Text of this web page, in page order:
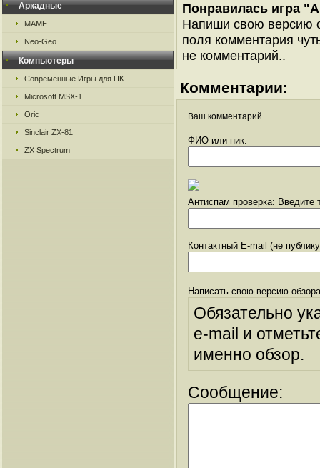
Аркадные
MAME
Neo-Geo
Компьютеры
Современные Игры для ПК
Microsoft MSX-1
Oric
Sinclair ZX-81
ZX Spectrum
Понравилась игра
Напиши свою версию
поля комментария
не комментарий..
Комментарии:
Ваш комментарий
ФИО или ник:
Антиспам проверка: Введите
Контактный E-mail (не
Написать свою версию
Обязательно
e-mail и
именно обзор.
Сообщение: